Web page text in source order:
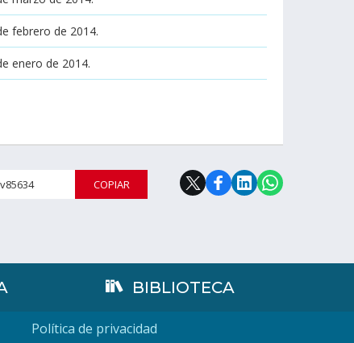
febrero de 2014.
enero de 2014.
BIBLIOTECA
Política de privacidad